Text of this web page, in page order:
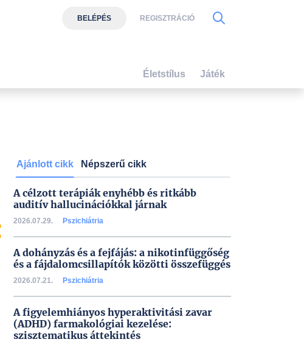
Ajánlott cikk Népszerű cikk
A célzott terápiák enyhébb és ritkább
auditív hallucinációkkal járnak
2026.07.29. Pszichiátria
A dohányzás és a fejfájás: a nikotinfüggőség
és a fájdalomcsillapítók közötti összefüggés
2026.07.21. Pszichiátria
A figyelemhiányos hyperaktivitási zavar
(ADHD) farmakológiai kezelése:
szisztematikus áttekintés
BELÉPÉS REGISZTRÁCIÓ
Életstílus Játék